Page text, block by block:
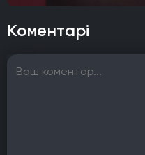
Коментарі